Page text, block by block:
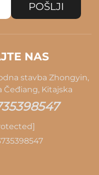
POŠLJI
NAS
stavba Zhongyin,
Čeđiang, Kitajska